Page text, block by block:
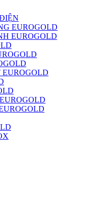
EUROGOLD
EUROGOLD